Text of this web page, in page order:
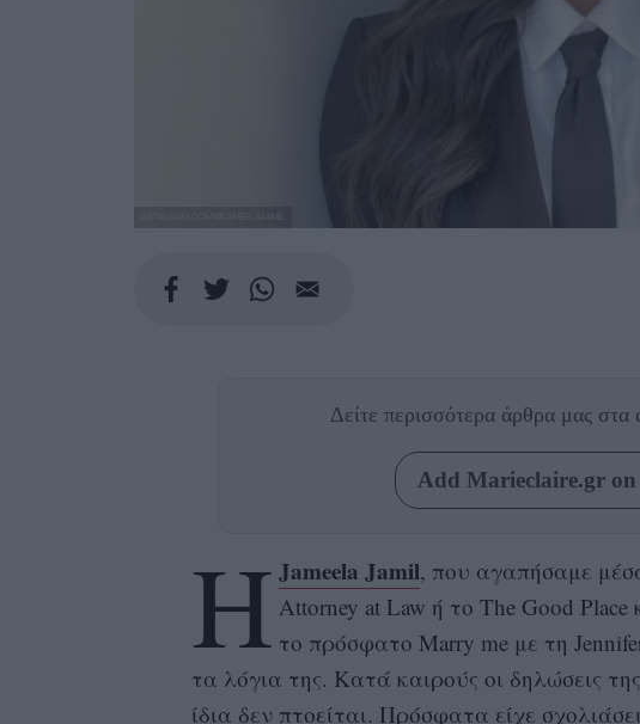
Δείτε περισσότερα άρθρα μας στα
Add Marieclaire.gr on
Η Jameela Jamil, που αγαπήσαμε
Attorney at Law ή το The Good Place
το πρόσφατο Marry me με τη
τα λόγια της. Κατά καιρούς οι δηλώσεις
ίδια δεν πτοείται. Πρόσφατα είχε